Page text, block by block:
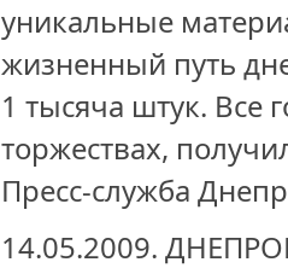
уникальные
жизненный путь
1 тысяча штук. Все
торжествах,
Пресс-служба
14.05.2009.